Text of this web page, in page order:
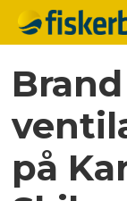
på